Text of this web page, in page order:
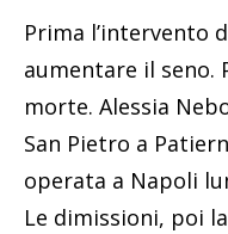
Prima l’intervento
aumentare il seno.
morte. Alessia
San Pietro a
operata a Napoli
Le dimissioni, poi